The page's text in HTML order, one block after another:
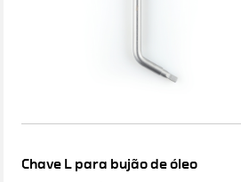
Chave L para bujão de óleo